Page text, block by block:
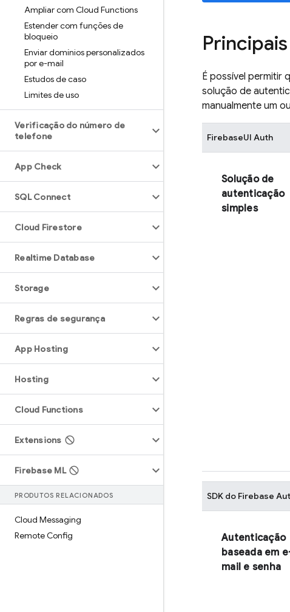
Ampliar com Cloud Functions
Estender com funções de
bloqueio
Enviar domínios personalizados
por e-mail
Estudos de caso
Limites de uso
Verificação do número de
telefone
App Check
SQL Connect
Cloud Firestore
Realtime Database
Storage
Regras de segurança
App Hosting
Hosting
Cloud Functions
Extensions
Firebase ML
PRODUTOS RELACIONADOS
Cloud Messaging
Remote Config
É possível permitir
solução de
manualmente um
FirebaseUI Auth
Solução de
autenticação
simples
SDK do Firebase
Autenticação
baseada em
mail e senha